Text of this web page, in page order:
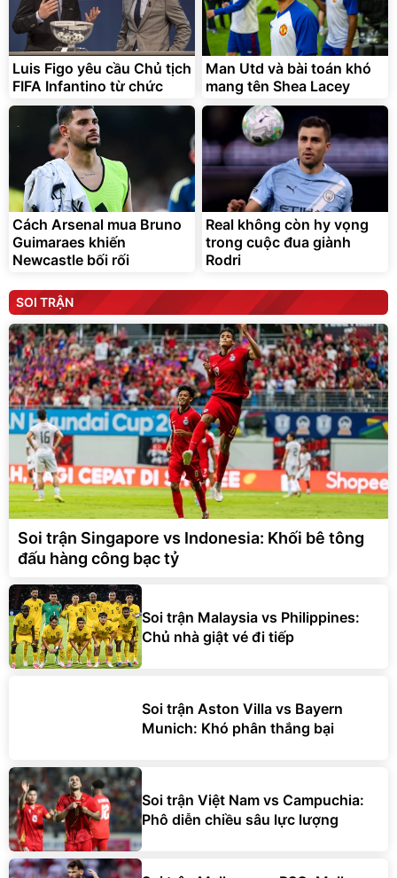
Luis Figo yêu cầu Chủ tịch
FIFA Infantino từ chức
Man Utd và bài toán khó
mang tên Shea Lacey
Cách Arsenal mua Bruno
Guimaraes khiến
Newcastle bối rối
Real không còn hy vọng
trong cuộc đua giành
Rodri
SOI TRẬN
Soi trận Singapore vs Indonesia: Khối bê tông
đấu hàng công bạc tỷ
Soi trận Malaysia vs Philippines:
Chủ nhà giật vé đi tiếp
Soi trận Aston Villa vs Bayern
Munich: Khó phân thắng bại
Soi trận Việt Nam vs Campuchia:
Phô diễn chiều sâu lực lượng